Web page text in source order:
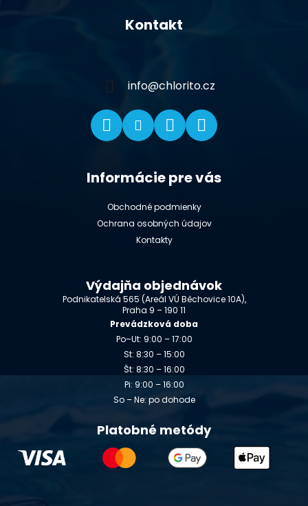
Kontakt
info@chlorito.cz
Informácie pre vás
Obchodné podmienky
Ochrana osobných údajov
Kontakty
Výdajňa objednávok
Podnikatelská 565 (Areál VÚ Běchovice 10A),
Praha 9 – 190 11
Prevádzková doba
Po–Ut: 9:00 – 17:00
St: 8:30 – 15:00
Št: 8:30 – 16:00
Pi: 9:00 – 16:00
So – Ne: po dohode
Platobné metódy